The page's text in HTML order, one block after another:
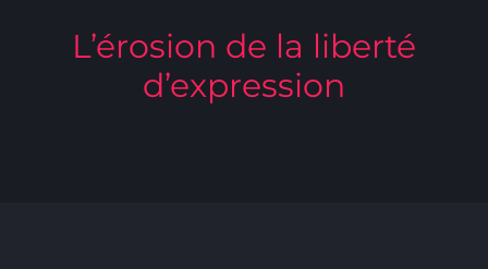
L’érosion de la liberté
d’expression